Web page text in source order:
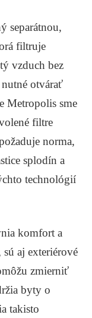
separátnou,
filtruje
vzduch bez
otvárať
Metropolis sme
filtre
norma,
splodín a
technológií
komfort a
aj exteriérové
zmierniť
byty o
takisto